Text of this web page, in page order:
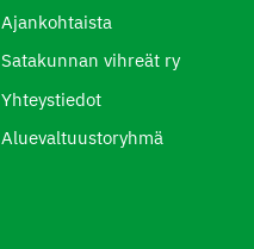
Ajankohtaista
Satakunnan vihreät ry
Yhteystiedot
Aluevaltuustoryhmä